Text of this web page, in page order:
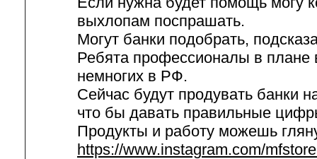
выхлопам поспрашать.
Могут банки подобрать,
Ребята профессионалы в плане
немногих в РФ.
Сейчас будут продувать банки
что бы давать правильные
Продукты и работу можешь
https://www.instagram.com/